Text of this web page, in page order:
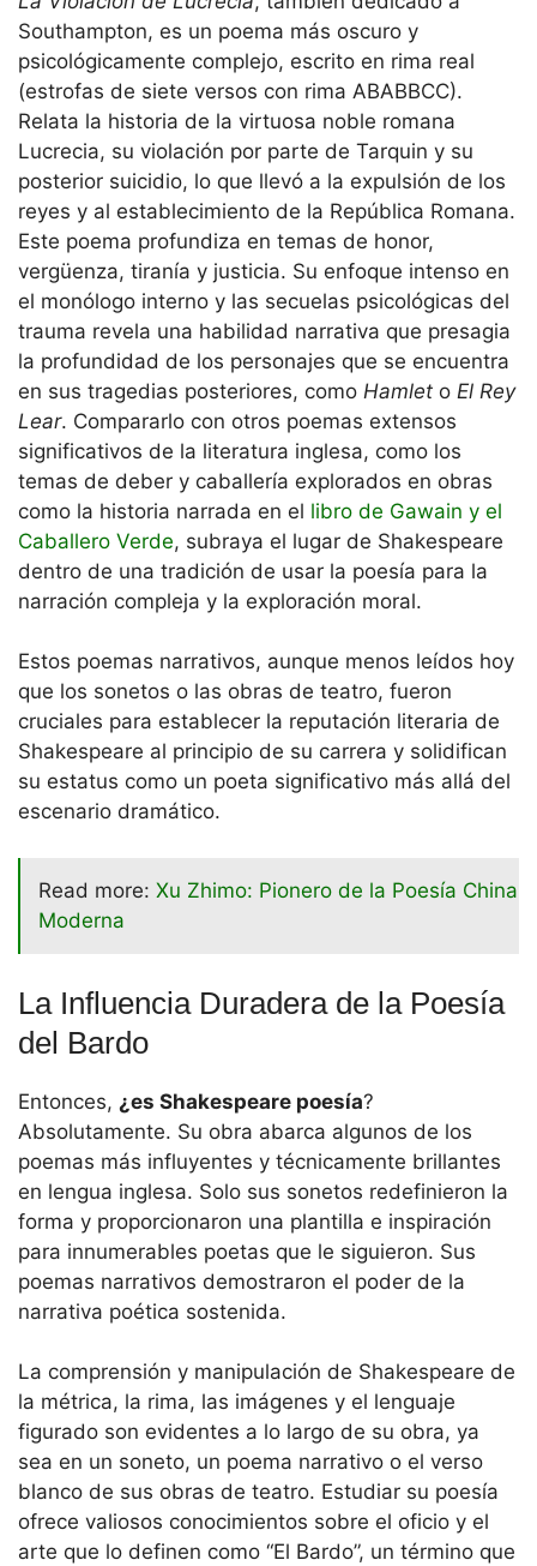
Southampton, es un poema más oscuro y
psicológicamente complejo, escrito en rima real
(estrofas de siete versos con rima ABABBCC).
Relata la historia de la virtuosa noble romana
Lucrecia, su violación por parte de Tarquin y su
posterior suicidio, lo que llevó a la expulsión de los
reyes y al establecimiento de la República Romana.
Este poema profundiza en temas de honor,
vergüenza, tiranía y justicia. Su enfoque intenso en
el monólogo interno y las secuelas psicológicas del
trauma revela una habilidad narrativa que presagia
la profundidad de los personajes que se encuentra
en sus tragedias posteriores, como Hamlet o El Rey
Lear. Compararlo con otros poemas extensos
significativos de la literatura inglesa, como los
temas de deber y caballería explorados en obras
como la historia narrada en el libro de Gawain y el
Caballero Verde, subraya el lugar de Shakespeare
dentro de una tradición de usar la poesía para la
narración compleja y la exploración moral.
Estos poemas narrativos, aunque menos leídos hoy
que los sonetos o las obras de teatro, fueron
cruciales para establecer la reputación literaria de
Shakespeare al principio de su carrera y solidifican
su estatus como un poeta significativo más allá del
escenario dramático.
Read more: Xu Zhimo: Pionero de la Poesía China
Moderna
La Influencia Duradera de la Poesía
del Bardo
Entonces, ¿es Shakespeare poesía?
Absolutamente. Su obra abarca algunos de los
poemas más influyentes y técnicamente brillantes
en lengua inglesa. Solo sus sonetos redefinieron la
forma y proporcionaron una plantilla e inspiración
para innumerables poetas que le siguieron. Sus
poemas narrativos demostraron el poder de la
narrativa poética sostenida.
La comprensión y manipulación de Shakespeare de
la métrica, la rima, las imágenes y el lenguaje
figurado son evidentes a lo largo de su obra, ya
sea en un soneto, un poema narrativo o el verso
blanco de sus obras de teatro. Estudiar su poesía
ofrece valiosos conocimientos sobre el oficio y el
arte que lo definen como “El Bardo”, un término que